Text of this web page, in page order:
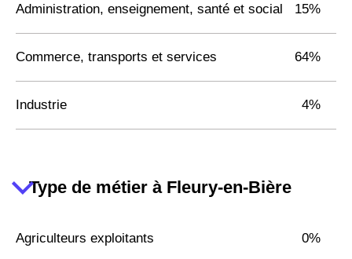
Administration, enseignement, santé et social 15%
Commerce, transports et services 64%
Industrie 4%
Type de métier à Fleury-en-Bière
Agriculteurs exploitants 0%